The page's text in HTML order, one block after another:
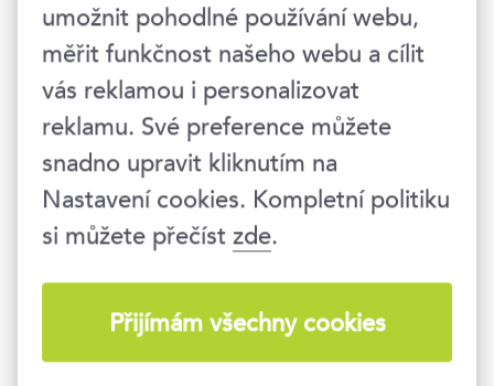
Obchodní prezentace je tím, co rozhoduje
o úspěchu či neúspěchu v byznysu. Každá
nepovedená prezentace je nejen
promarněným časem, ale především
promarněnou příležitostí. Naopak
podařená prezentace vám pomůže
vyniknout vysoko nad konkurencí a
vytvořit dojem, že jste lídrem na trhu.
ČÍST VÍCE
umožnit pohodlné používání webu,
měřit funkčnost našeho webu a cílit
vás reklamou i personalizovat
reklamu. Své preference můžete
snadno upravit kliknutím na
Nastavení cookies. Kompletní politiku
si můžete přečístzde.
Přijímám všechny cookies